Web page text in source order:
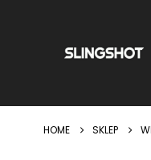
HOME SKLEP